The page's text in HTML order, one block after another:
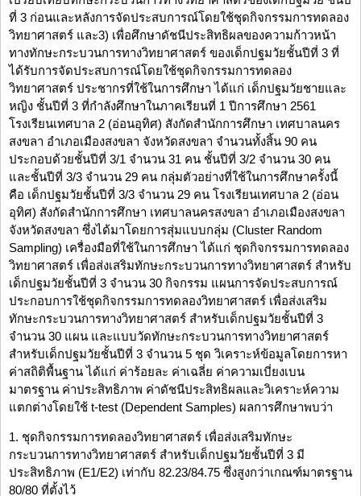
ที่ 3 ก่อนและหลังการจัดประสบการณ์โดยใช้ชุดกิจกรรมการทดลอง
วิทยาศาสตร์ และ3) เพื่อศึกษาดัชนีประสิทธิผลของความก้าวหน้า
ทางทักษะกระบวนการทางวิทยาศาสตร์ ของเด็กปฐมวัยชั้นปีที่ 3 ที่
ได้รับการจัดประสบการณ์โดยใช้ชุดกิจกรรมการทดลอง
วิทยาศาสตร์ ประชากรที่ใช้ในการศึกษา ได้แก่ เด็กปฐมวัยชายและ
หญิง ชั้นปีที่ 3 ที่กำลังศึกษาในภาคเรียนที่ 1 ปีการศึกษา 2561
โรงเรียนเทศบาล 2 (อ่อนอุทิศ) สังกัดสำนักการศึกษา เทศบาลนคร
สงขลา อำเภอเมืองสงขลา จังหวัดสงขลา จำนวนทั้งสิ้น 90 คน
ประกอบด้วยชั้นปีที่ 3/1 จำนวน 31 คน ชั้นปีที่ 3/2 จำนวน 30 คน
และชั้นปีที่ 3/3 จำนวน 29 คน กลุ่มตัวอย่างที่ใช้ในการศึกษาครั้งนี้
คือ เด็กปฐมวัยชั้นปีที่ 3/3 จำนวน 29 คน โรงเรียนเทศบาล 2 (อ่อน
อุทิศ) สังกัดสำนักการศึกษา เทศบาลนครสงขลา อำเภอเมืองสงขลา
จังหวัดสงขลา ซึ่งได้มาโดยการสุ่มแบบกลุ่ม (Cluster Random
Sampling) เครื่องมือที่ใช้ในการศึกษา ได้แก่ ชุดกิจกรรมการทดลอง
วิทยาศาสตร์ เพื่อส่งเสริมทักษะกระบวนการทางวิทยาศาสตร์ สำหรับ
เด็กปฐมวัยชั้นปีที่ 3 จำนวน 30 กิจกรรม แผนการจัดประสบการณ์
ประกอบการใช้ชุดกิจกรรมการทดลองวิทยาศาสตร์ เพื่อส่งเสริม
ทักษะกระบวนการทางวิทยาศาสตร์ สำหรับเด็กปฐมวัยชั้นปีที่ 3
จำนวน 30 แผน และแบบวัดทักษะกระบวนการทางวิทยาศาสตร์
สำหรับเด็กปฐมวัยชั้นปีที่ 3 จำนวน 5 ชุด วิเคราะห์ข้อมูลโดยการหา
ค่าสถิติพื้นฐาน ได้แก่ ค่าร้อยละ ค่าเฉลี่ย ค่าความเบี่ยงเบน
มาตรฐาน ค่าประสิทธิภาพ ค่าดัชนีประสิทธิผลและวิเคราะห์ความ
แตกต่างโดยใช้ t-test (Dependent Samples) ผลการศึกษาพบว่า
1. ชุดกิจกรรมการทดลองวิทยาศาสตร์ เพื่อส่งเสริมทักษะ
กระบวนการทางวิทยาศาสตร์ สำหรับเด็กปฐมวัยชั้นปีที่ 3 มี
ประสิทธิภาพ (E1/E2) เท่ากับ 82.23/84.75 ซึ่งสูงกว่าเกณฑ์มาตรฐาน
80/80 ที่ตั้งไว้